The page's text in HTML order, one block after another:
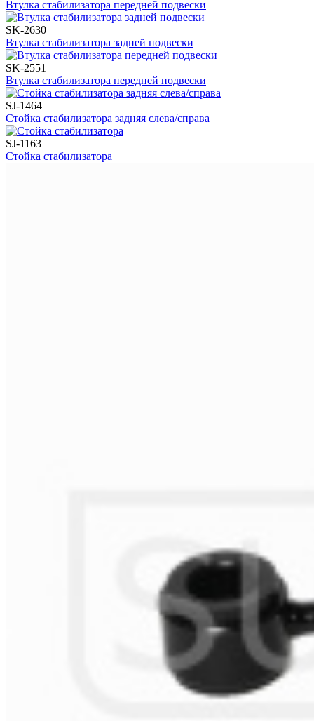
Втулка стабилизатора передней подвески
SK-2630
Втулка стабилизатора задней подвески
SK-2551
Втулка стабилизатора передней подвески
SJ-1464
Стойка стабилизатора задняя слева/справа
SJ-1163
Стойка стабилизатора